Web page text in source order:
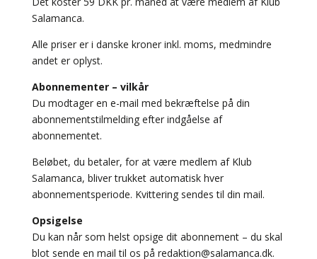
Salamanca.
Alle priser er i danske kroner inkl. moms, medmindre
andet er oplyst.
Abonnementer – vilkår
Du modtager en e-mail med bekræftelse på din
abonnementstilmelding efter indgåelse af
abonnementet.
Beløbet, du betaler, for at være medlem af Klub
Salamanca, bliver trukket automatisk hver
abonnementsperiode. Kvittering sendes til din mail.
Opsigelse
Du kan når som helst opsige dit abonnement – du skal
blot sende en mail til os på redaktion@salamanca.dk.